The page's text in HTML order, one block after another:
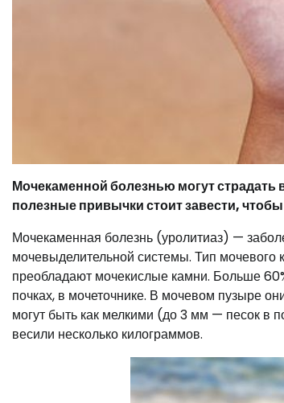
Мочекаменной болезнью могут
полезные привычки стоит завести,
Мочекаменная болезнь (уролитиаз) —
мочевыделительной системы. Тип мочевого
преобладают мочекислые камни. Больше
почках, в мочеточнике. В мочевом пузыре
могут быть как мелкими (до 3 мм — песок в
весили несколько килограммов.